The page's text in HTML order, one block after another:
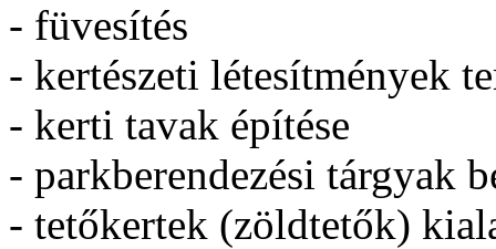
- füvesítés
- kertészeti létesítmények
- kerti tavak építése
- parkberendezési tárgyak
- tetőkertek (zöldtetők)